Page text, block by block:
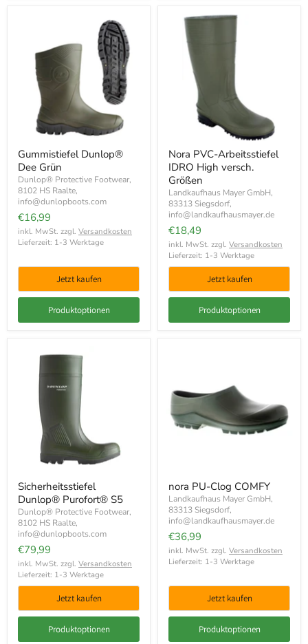
Gummistiefel Dunlop®
Dee Grün
Dunlop® Protective Footwear,
8102 HS Raalte,
info@dunlopboots.com
€16,99
inkl. MwSt. zzgl. Versandkosten
Lieferzeit: 1-3 Werktage
Jetzt kaufen
Produktoptionen
Nora PVC-Arbeitsstiefel
IDRO High versch.
Größen
Landkaufhaus Mayer GmbH,
83313 Siegsdorf,
info@landkaufhausmayer.de
€18,49
inkl. MwSt. zzgl. Versandkosten
Lieferzeit: 1-3 Werktage
Jetzt kaufen
Produktoptionen
Sicherheitsstiefel
Dunlop® Purofort® S5
Dunlop® Protective Footwear,
8102 HS Raalte,
info@dunlopboots.com
€79,99
inkl. MwSt. zzgl. Versandkosten
Lieferzeit: 1-3 Werktage
Jetzt kaufen
Produktoptionen
nora PU-Clog COMFY
Landkaufhaus Mayer GmbH,
83313 Siegsdorf,
info@landkaufhausmayer.de
€36,99
inkl. MwSt. zzgl. Versandkosten
Lieferzeit: 1-3 Werktage
Jetzt kaufen
Produktoptionen